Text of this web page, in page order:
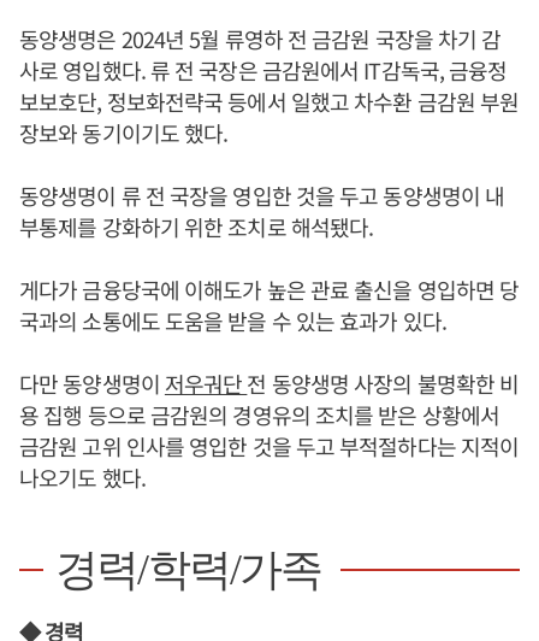
동양생명은 2024년 5월 류영하 전 금감원 국장을 차기 감
사로 영입했다. 류 전 국장은 금감원에서 IT감독국, 금융정
보보호단, 정보화전략국 등에서 일했고 차수환 금감원 부원
장보와 동기이기도 했다.
동양생명이 류 전 국장을 영입한 것을 두고 동양생명이 내
부통제를 강화하기 위한 조치로 해석됐다.
게다가 금융당국에 이해도가 높은 관료 출신을 영입하면 당
국과의 소통에도 도움을 받을 수 있는 효과가 있다.
다만 동양생명이 저우궈단전 동양생명 사장의 불명확한 비
용 집행 등으로 금감원의 경영유의 조치를 받은 상황에서
금감원 고위 인사를 영입한 것을 두고 부적절하다는 지적이
나오기도 했다.
경력/학력/가족
◆ 경력